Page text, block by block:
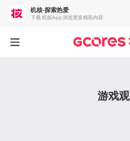
游戏观
机核-探索热爱
下载 机核App 浏览更多精彩内容